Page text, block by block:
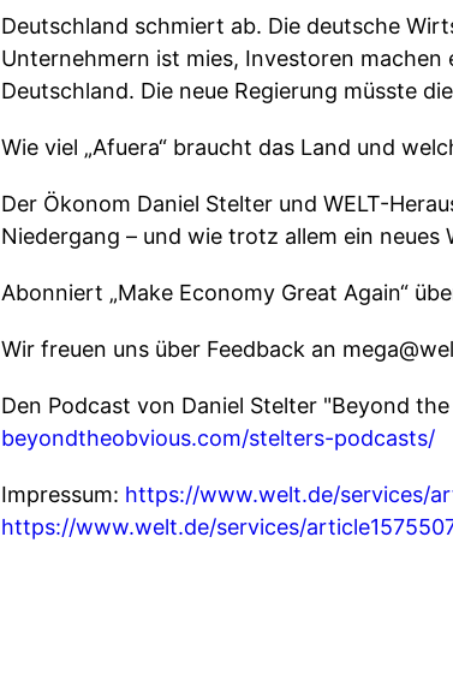
Deutschland schmiert ab. Die deutsche
Unternehmern ist mies, Investoren
Deutschland. Die neue Regierung müsste
Wie viel „Afuera“ braucht das Land und
Der Ökonom Daniel Stelter und WELT-
Niedergang – und wie trotz allem ein
Abonniert „Make Economy Great Again“
Wir freuen uns über Feedback an
Den Podcast von Daniel Stelter "Beyond
beyondtheobvious.com/stelters-podcasts/
Impressum: https://www.welt.de/services/
https://www.welt.de/services/